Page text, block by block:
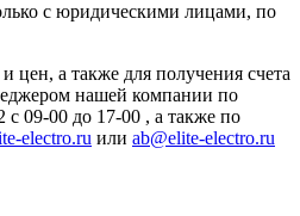
с юридическими лицами, по
цен, а также для получения счета
нашей компании по
с 09-00 до 17-00 , а также по
electro.ru или ab@elite-electro.ru